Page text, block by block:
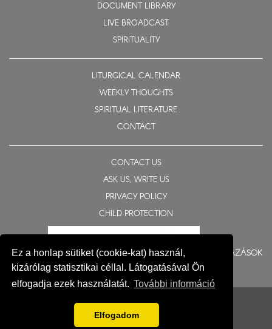
Ez a honlap sütiket (cookie-kat) használ,
kizárólag statisztikai céllal. Látogatásával Ön
elfogadja ezek használatát. További információ
Elfogadom
DOCUMENT LIBRARY
LIVE BROADCAST
SPIRITUALITY
LITURGICAL CALENDAR
WEEKLY THOUGHTS
SPIRITUAL LITERATURE
CONTACT
CONTACT US
ASK US, WRITE US
PRIVACY POLICY
CHILD PROTECTION
BERUHÁZÁSOK
Impresszum